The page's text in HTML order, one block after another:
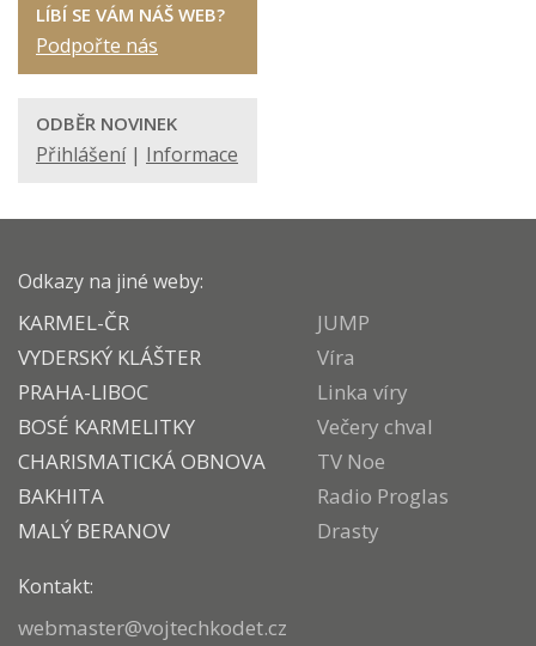
LÍBÍ SE VÁM NÁŠ WEB?
Podpořte nás
ODBĚR NOVINEK
Přihlášení| Informace
Odkazy na jiné weby:
KARMEL-ČR
VYDERSKÝ KLÁŠTER
PRAHA-LIBOC
BOSÉ KARMELITKY
CHARISMATICKÁ OBNOVA
BAKHITA
MALÝ BERANOV
JUMP
Víra
Linka víry
Večery chval
TV Noe
Radio Proglas
Drasty
Kontakt:
webmaster@vojtechkodet.cz